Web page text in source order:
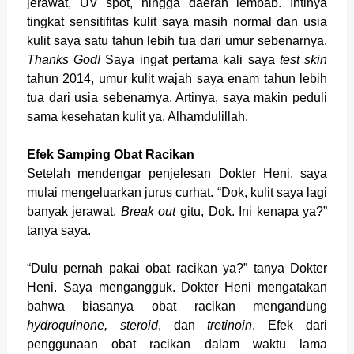
jerawat, UV spot, hingga daerah lembab. Intinya
tingkat sensitifitas kulit saya masih normal dan usia
kulit saya satu tahun lebih tua dari umur sebenarnya.
Thanks God!Saya ingat pertama kali saya test skin
tahun 2014, umur kulit wajah saya enam tahun lebih
tua dari usia sebenarnya. Artinya, saya makin peduli
sama kesehatan kulit ya. Alhamdulillah.
Efek Samping Obat Racikan
Setelah mendengar penjelesan Dokter Heni, saya
mulai mengeluarkan jurus curhat. “Dok, kulit saya lagi
banyak jerawat. Break outgitu, Dok. Ini kenapa ya?”
tanya saya.
“Dulu pernah pakai obat racikan ya?” tanya Dokter
Heni. Saya mengangguk. Dokter Heni mengatakan
bahwa biasanya obat racikan mengandung
hydroquinone, steroid, dantretinoin. Efek dari
penggunaan obat racikan dalam waktu lama